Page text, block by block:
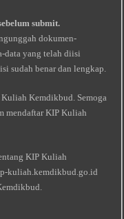
submit.
dokumen-
data yang telah diisi
sudah benar dan lengkap.
Kemdikbud. Semoga
mendaftar KIP Kuliah
KIP Kuliah
kuliah.kemdikbud.go.id